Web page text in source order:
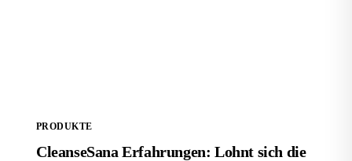
PRODUKTE
CleanseSana Erfahrungen: Lohnt sich die